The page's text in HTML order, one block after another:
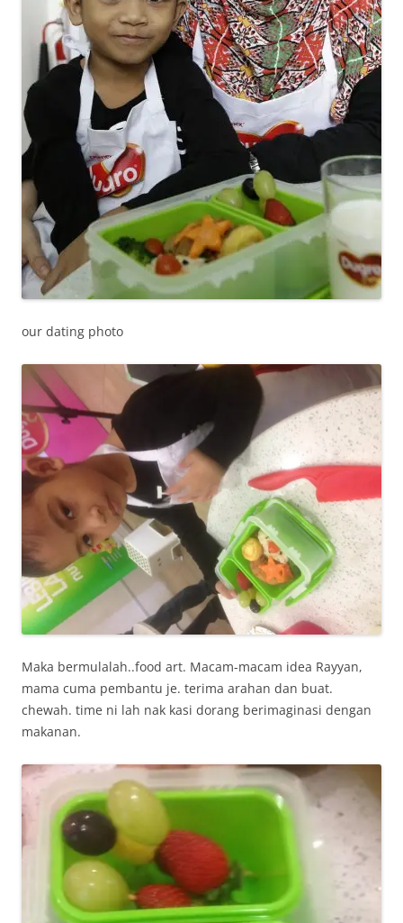
our dating photo
Maka bermulalah..food art. Macam-macam idea Rayyan,
mama cuma pembantu je. terima arahan dan buat.
chewah. time ni lah nak kasi dorang berimaginasi dengan
makanan.